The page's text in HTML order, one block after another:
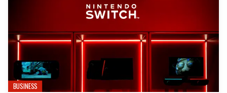
BUSINESS